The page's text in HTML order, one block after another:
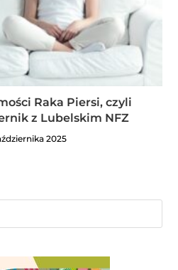
Raka Piersi, czyli
z Lubelskim NFZ
2025